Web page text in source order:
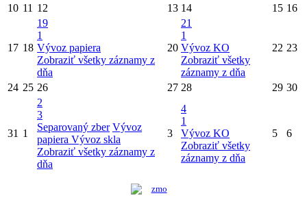
10 11 12 13 14 15 16
17 18
19
1
Vývoz papiera
Zobraziť všetky záznamy z
dňa
20
21
1
Vývoz KO
Zobraziť všetky
záznamy z dňa
22 23
24 25 26 27 28 29 30
31 1
2
3
Separovaný zber Vývoz
papiera Vývoz skla
Zobraziť všetky záznamy z
dňa
3
4
1
Vývoz KO
Zobraziť všetky
záznamy z dňa
5 6